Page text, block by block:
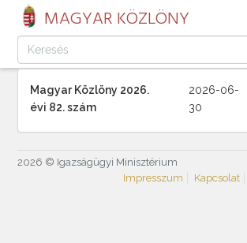
MAGYAR KÖZLÖNY
Magyar Közlöny 2026.
évi 82. szám
2026-06-
30
2026 © Igazságügyi Minisztérium
Impresszum
Kapcsolat